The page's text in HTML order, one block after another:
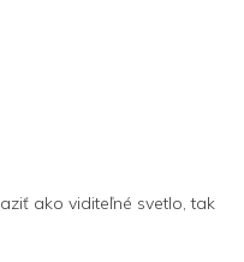
ako viditeľné svetlo, tak